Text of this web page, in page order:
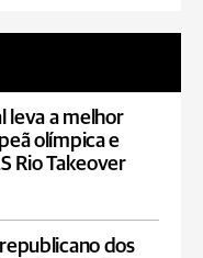
leva a melhor
olímpica e
Rio Takeover
dos